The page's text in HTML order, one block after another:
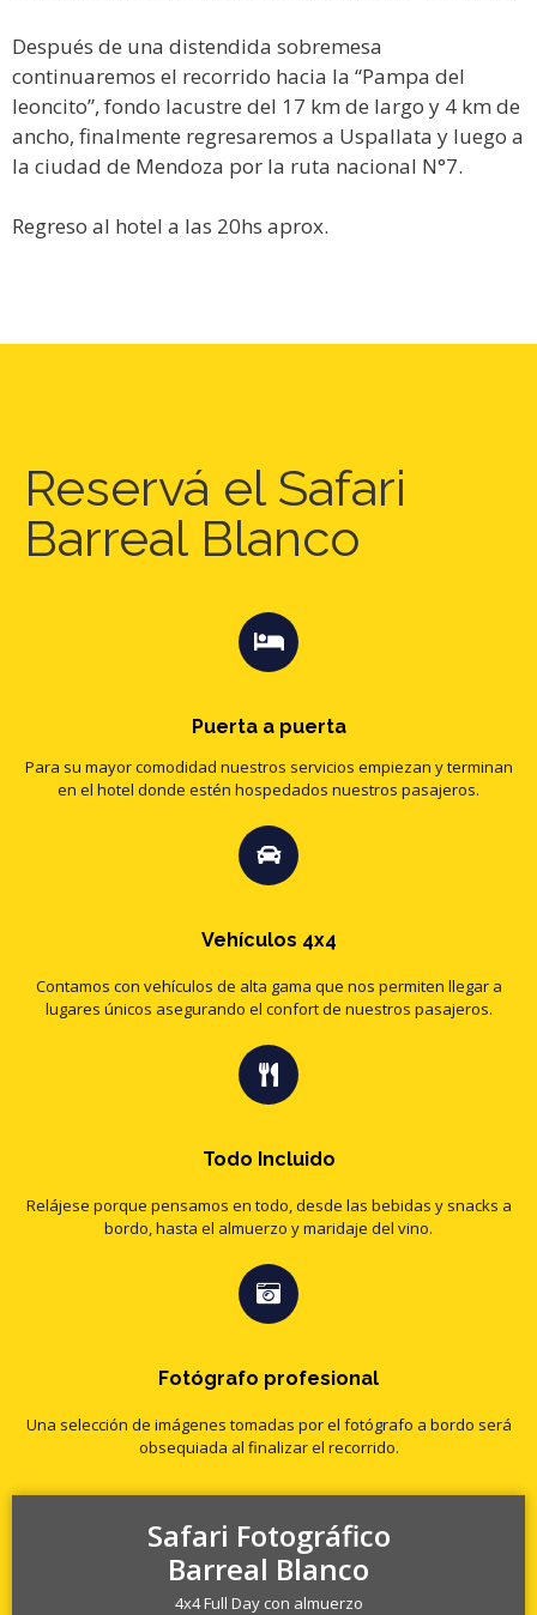
Después de una distendida sobremesa
continuaremos el recorrido hacia la “Pampa del
leoncito”, fondo lacustre del 17 km de largo y 4 km de
ancho, finalmente regresaremos a Uspallata y luego a
la ciudad de Mendoza por la ruta nacional N°7.
Regreso al hotel a las 20hs aprox.
Reservá el Safari
Barreal Blanco
Puerta a puerta
Para su mayor comodidad nuestros servicios empiezan y terminan
en el hotel donde estén hospedados nuestros pasajeros.
Vehículos 4x4
Contamos con vehículos de alta gama que nos permiten llegar a
lugares únicos asegurando el confort de nuestros pasajeros.
Todo Incluido
Relájese porque pensamos en todo, desde las bebidas y snacks a
bordo, hasta el almuerzo y maridaje del vino.
Fotógrafo profesional
Una selección de imágenes tomadas por el fotógrafo a bordo será
obsequiada al finalizar el recorrido.
Safari Fotográfico
Barreal Blanco
4x4 Full Day con almuerzo